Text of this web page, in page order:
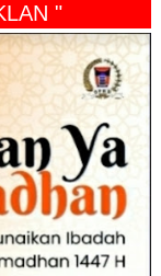
" IKLAN "